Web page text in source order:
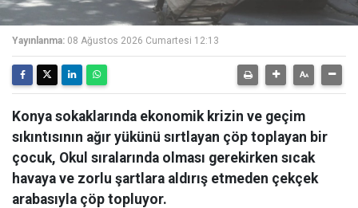
Yayınlanma: 08 Ağustos 2026 Cumartesi 12:13
Konya sokaklarında ekonomik krizin ve geçim
sıkıntısının ağır yükünü sırtlayan çöp toplayan bir
çocuk, Okul sıralarında olması gerekirken sıcak
havaya ve zorlu şartlara aldırış etmeden çekçek
arabasıyla çöp topluyor.